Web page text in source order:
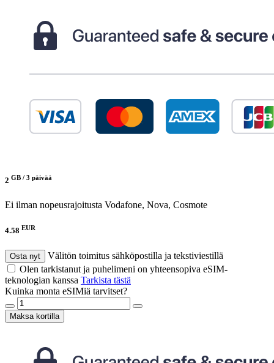
2 GB / 3 päivää
Ei ilman nopeusrajoitusta Vodafone, Nova, Cosmote
4.58 EUR
Osta nyt
Välitön toimitus sähköpostilla ja tekstiviestillä
Olen tarkistanut ja puhelimeni on yhteensopiva eSIM-
teknologian kanssa Tarkista tästä
Kuinka monta eSIMiä tarvitset?
Maksa kortilla